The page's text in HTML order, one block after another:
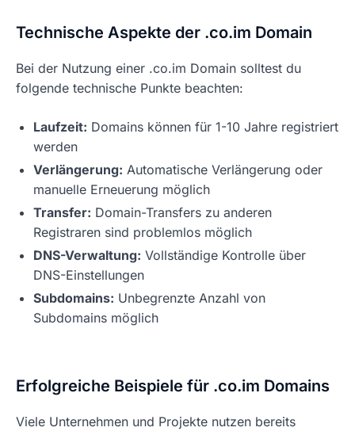
Technische Aspekte der .co.im Domain
Bei der Nutzung einer .co.im Domain solltest du
folgende technische Punkte beachten:
Laufzeit: Domains können für 1-10 Jahre registriert
werden
Verlängerung: Automatische Verlängerung oder
manuelle Erneuerung möglich
Transfer: Domain-Transfers zu anderen
Registraren sind problemlos möglich
DNS-Verwaltung: Vollständige Kontrolle über
DNS-Einstellungen
Subdomains: Unbegrenzte Anzahl von
Subdomains möglich
Erfolgreiche Beispiele für .co.im Domains
Viele Unternehmen und Projekte nutzen bereits